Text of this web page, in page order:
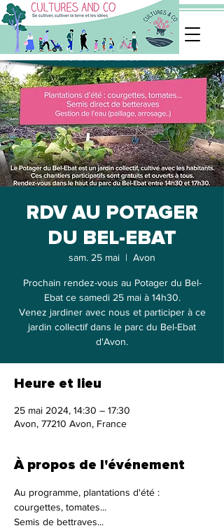
RDV AU POTAGER
DU BEL-EBAT
sam. 25 mai
  |
Avon
Prochain rendez-vous au Potager du Bel-
Ebat ce samedi 25 mai à 14h30.
Venez jardiner avec nous et participer à ce
jardin collectif dans le parc du Bel-Ebat
d'Avon.
Heure et lieu
25 mai 2024, 14:30 – 17:30
Avon, 77210 Avon, France
À propos de l'événement
Au programme, plantations d'été :
courgettes, tomates...
Semis de bettraves...